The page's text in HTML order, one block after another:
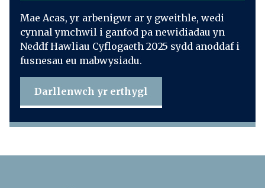
Mae Acas, yr arbenigwr ar y gweithle, wedi
cynnal ymchwil i ganfod pa newidiadau yn
Neddf Hawliau Cyflogaeth 2025 sydd anoddaf i
fusnesau eu mabwysiadu.
Darllenwch yr erthygl